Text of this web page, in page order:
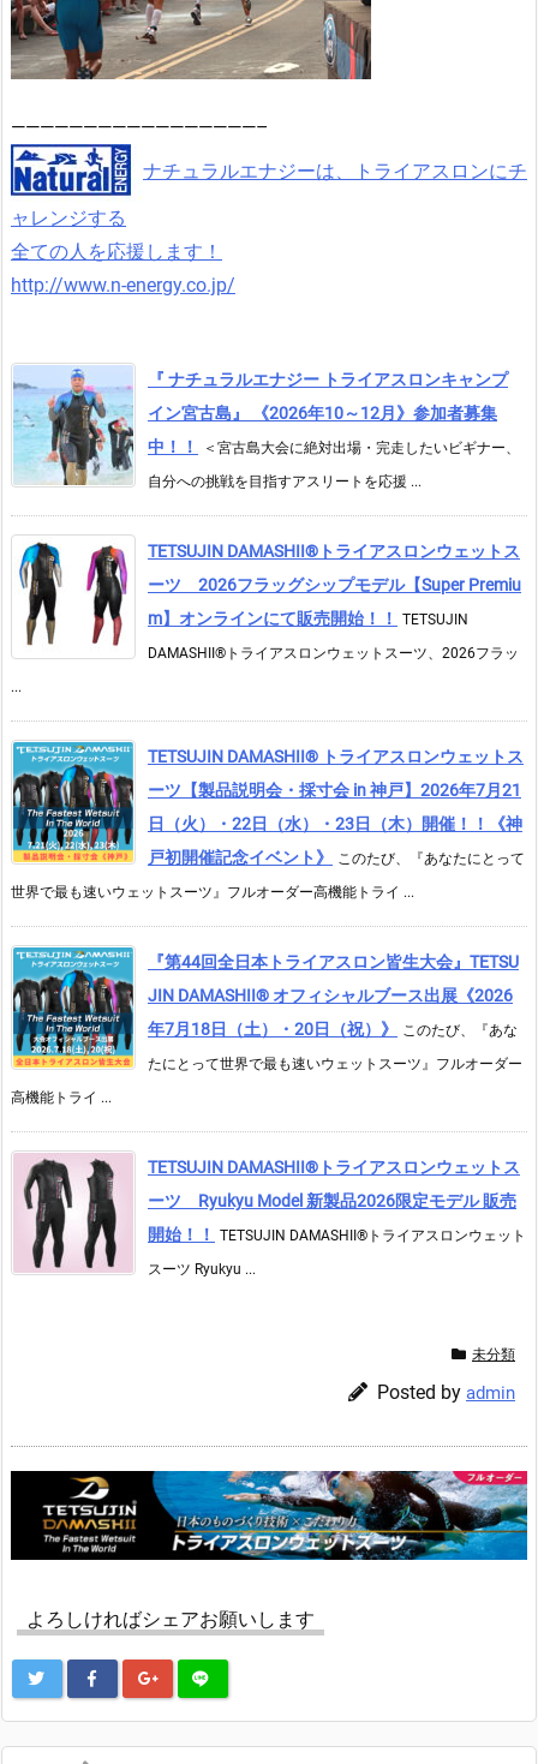
—————————————————–
ナチュラルエナジーは、トライアスロンにチ
ャレンジする
全ての人を応援します！
http://www.n-energy.co.jp/
『 ナチュラルエナジー トライアスロンキャンプ
イン宮古島』 《2026年10～12月》参加者募集
中！！
＜宮古島大会に絶対出場・完走したいビギナー、
自分への挑戦を目指すアスリートを応援 ...
TETSUJIN DAMASHII®︎トライアスロンウェットス
ーツ 2026フラッグシップモデル【Super Premiu
m】オンラインにて販売開始！！
TETSUJIN
DAMASHII®トライアスロンウェットスーツ、2026フラッ
...
TETSUJIN DAMASHII® トライアスロンウェットス
ーツ【製品説明会・採寸会 in 神戸】2026年7月21
日（火）・22日（水）・23日（木）開催！！《神
戸初開催記念イベント》
このたび、『あなたにとって
世界で最も速いウェットスーツ』フルオーダー高機能トライ ...
『第44回全日本トライアスロン皆生大会』TETSU
JIN DAMASHII® オフィシャルブース出展《2026
年7月18日（土）・20日（祝）》
このたび、『あな
たにとって世界で最も速いウェットスーツ』フルオーダー
高機能トライ ...
TETSUJIN DAMASHII®︎トライアスロンウェットス
ーツ Ryukyu Model 新製品2026限定モデル 販売
開始！！
TETSUJIN DAMASHII®︎トライアスロンウェット
スーツ Ryukyu ...
未分類
Posted by admin
よろしければシェアお願いします